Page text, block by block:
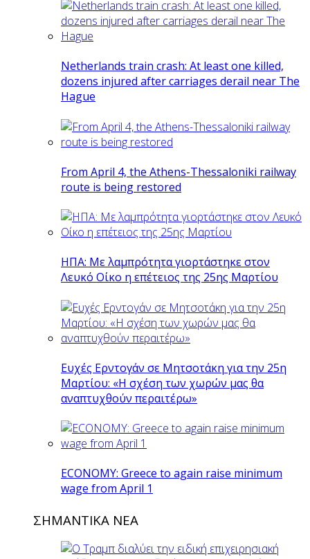
Netherlands train crash: At least one killed,
dozens injured after carriages derail near The
Hague
From April 4, the Athens-Thessaloniki railway
route is being restored
ΗΠΑ: Με λαμπρότητα γιορτάστηκε στον
Λευκό Οίκο η επέτειος της 25ης Μαρτίου
Ευχές Ερντογάν σε Μητσοτάκη για την 25η
Μαρτίου: «Η σχέση των χωρών μας θα
αναπτυχθούν περαιτέρω»
ECONOMY: Greece to again raise minimum
wage from April 1
ΣΗΜΑΝΤΙΚΑ ΝΕΑ